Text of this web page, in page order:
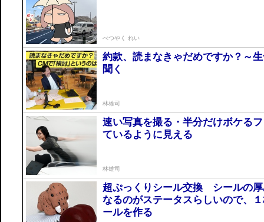
べつやく れい
約款、読まなきゃだめですか？～
聞く
林雄司
速い写真を撮る・半分だけボケる
ているように見える
林雄司
超ぷっくりシール交換 シールの
なるのがステータスらしいので、
ールを作る